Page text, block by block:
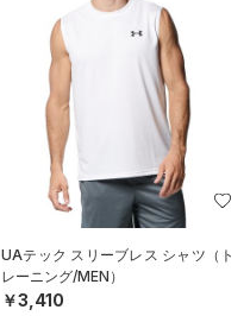
UAテック スリーブレス シャツ（ト
レーニング/MEN）
￥3,410